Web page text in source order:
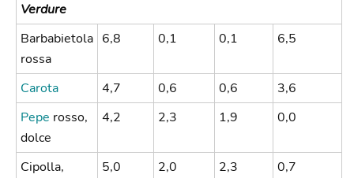
Verdure
Barbabietola
rossa
6,8 0,1 0,1 6,5
Carota 4,7 0,6 0,6
3,6
Pepe rosso,
dolce
4,2 2,3 1,9 0,0
Cipolla,
5,0 2,0 2,3 0,7